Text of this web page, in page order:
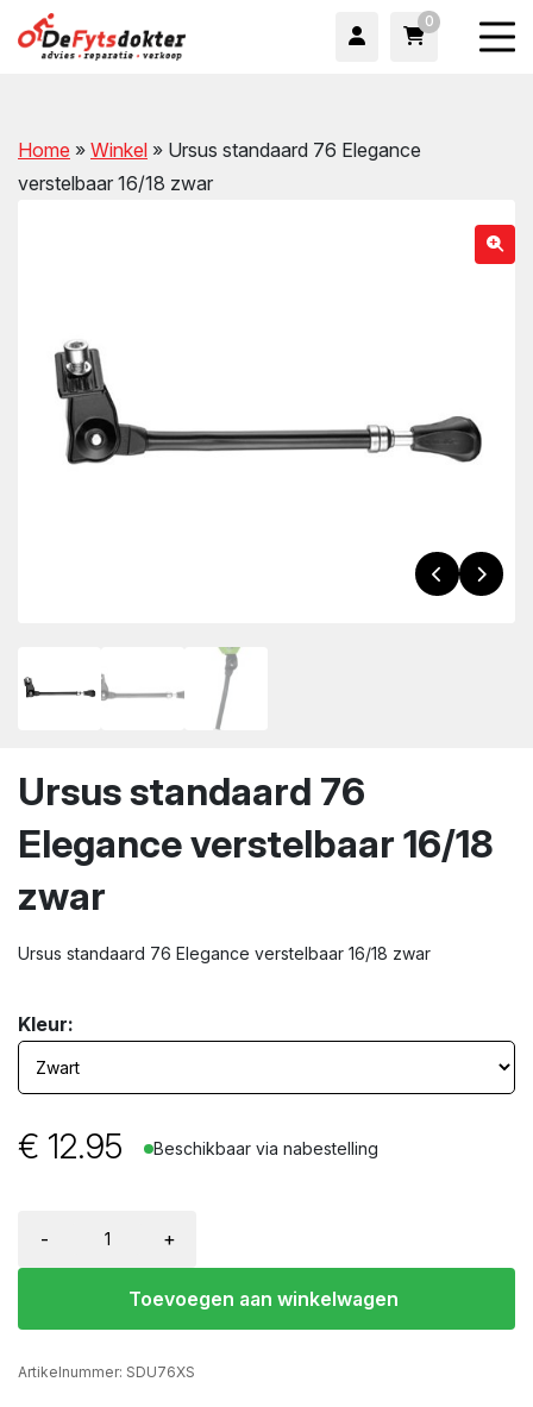
0
Home » Winkel » Ursus standaard 76 Elegance
verstelbaar 16/18 zwar
Ursus standaard 76
Elegance verstelbaar 16/18
zwar
Ursus standaard 76 Elegance verstelbaar 16/18 zwar
Kleur:
€ 12.95 Beschikbaar via nabestelling
- +
Toevoegen aan winkelwagen
Artikelnummer: SDU76XS